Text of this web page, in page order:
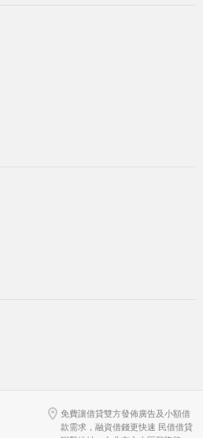
免費讓借貸雙方發佈廣告及小額借
款需求，融資借錢更快速 民借借貸